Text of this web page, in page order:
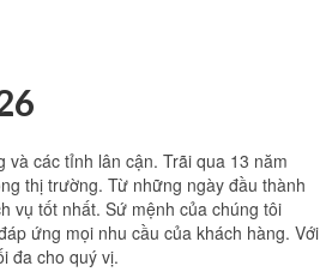
các tỉnh lân cận. Trãi qua 13 năm
thị trường. Từ những ngày đầu thành
vụ tốt nhất. Sứ mệnh của chúng tôi
ứng mọi nhu cầu của khách hàng. Với
đa cho quý vị.